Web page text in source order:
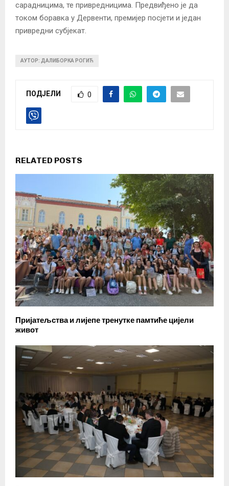
сарадницима, те привредницима. Предвиђено је да
током боравка у Дервенти, премијер посјети и један
привредни субјекат.
АУТОР: ДАЛИБОРКА РОГИЋ
ПОДЈЕЛИ 0
RELATED POSTS
Пријатељства и лијепе тренутке памтиће цијели
живот